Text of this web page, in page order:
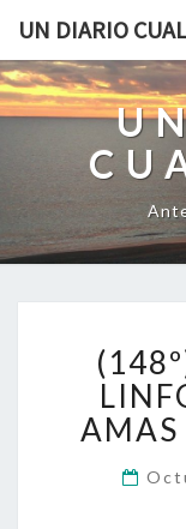
UN DIARIO
AMAS